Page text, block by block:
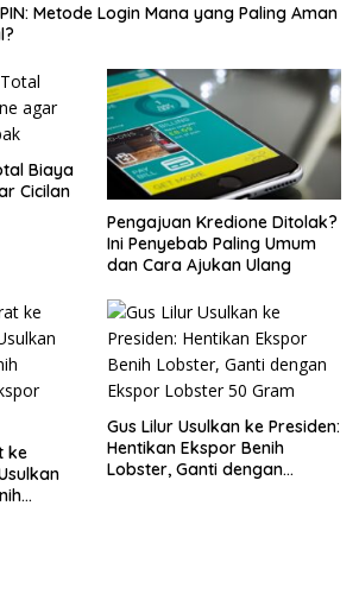
Metode Login Mana yang Paling Aman
Biaya
Cicilan
Pengajuan Kredione Ditolak?
Ini Penyebab Paling Umum
dan Cara Ajukan Ulang
ke
Gus Lilur Usulkan ke Presiden:
Hentikan Ekspor Benih
Lobster, Ganti dengan